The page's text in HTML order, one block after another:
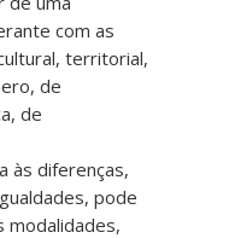
com as
territorial,
de
de
às diferenças,
pode
modalidades,